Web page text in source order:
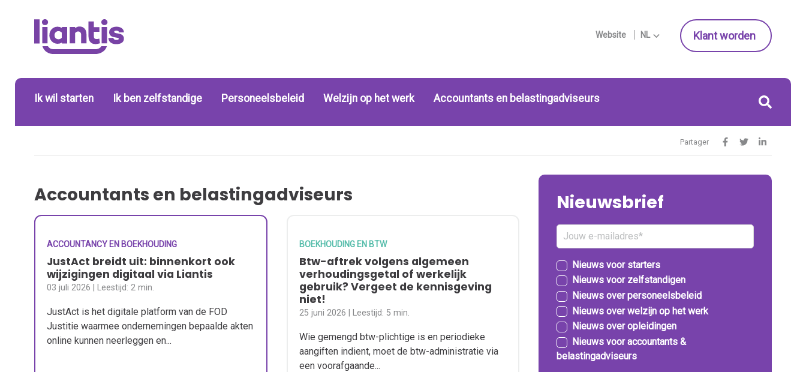
Website NL Klant worden
Ik wil starten Ik ben zelfstandige Personeelsbeleid Welzijn op het werk Accountants en belastingadviseurs
Partager
Accountants en belastingadviseurs
ACCOUNTANCY EN BOEKHOUDING
JustAct breidt uit: binnenkort ook
wijzigingen digitaal via Liantis
03 juli 2026 | Leestijd:2 min.
JustAct is het digitale platform van de FOD
Justitie waarmee ondernemingen bepaalde akten
online kunnen neerleggen en...
BOEKHOUDING EN BTW
Btw-aftrek volgens algemeen
verhoudingsgetal of werkelijk
gebruik? Vergeet de kennisgeving
niet!
25 juni 2026 | Leestijd: 5 min.
Wie gemengd btw-plichtige is en periodieke
aangiften indient, moet de btw-administratie via
een voorafgaande...
Nieuwsbrief
Nieuws voor starters
Nieuws voor zelfstandigen
Nieuws over personeelsbeleid
Nieuws over welzijn op het werk
Nieuws over opleidingen
Nieuws voor accountants &
belastingadviseurs